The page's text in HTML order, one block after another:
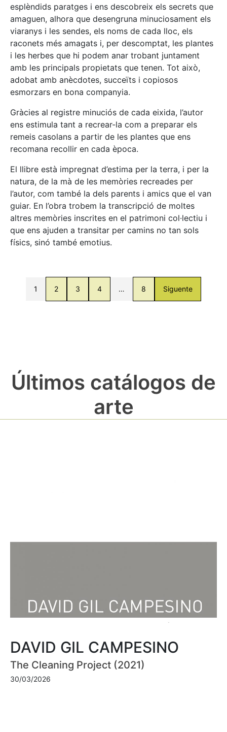
esplèndids paratges i ens descobreix els secrets que
amaguen, alhora que desengruna minuciosament els
viaranys i les sendes, els noms de cada lloc, els
raconets més amagats i, per descomptat, les plantes
i les herbes que hi podem anar trobant juntament
amb les principals propietats que tenen. Tot això,
adobat amb anècdotes, succeïts i copiosos
esmorzars en bona companyia.
Gràcies al registre minuciós de cada eixida, l’autor
ens estimula tant a recrear-la com a preparar els
remeis casolans a partir de les plantes que ens
recomana recollir en cada època.
El llibre està impregnat d’estima per la terra, i per la
natura, de la mà de les memòries recreades per
l’autor, com també la dels parents i amics que el van
guiar. En l’obra trobem la transcripció de moltes
altres memòries inscrites en el patrimoni col·lectiu i
que ens ajuden a transitar per camins no tan sols
físics, sinó també emotius.
1 2 3 4 … 8 Siguente
Últimos catálogos de
arte
DAVID GIL CAMPESINO
The Cleaning Project (2021)
30/03/2026